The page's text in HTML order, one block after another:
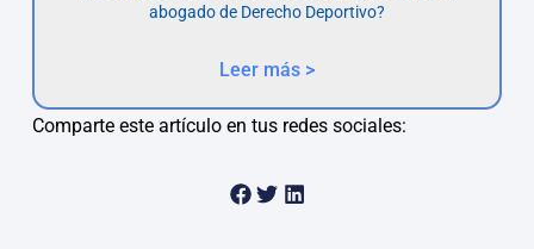
abogado de Derecho Deportivo?
Leer más >
Comparte este artículo en tus redes sociales: